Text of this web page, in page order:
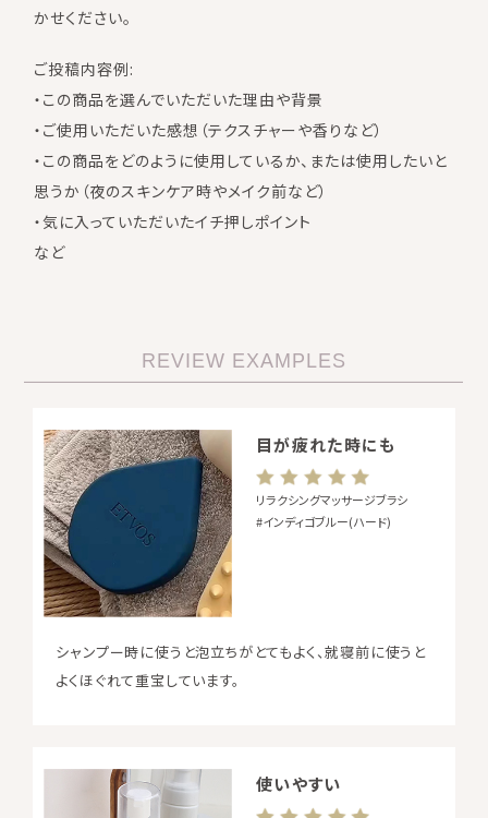
かせください。
ご投稿内容例:
・この商品を選んでいただいた理由や背景
・ご使用いただいた感想（テクスチャーや香りなど）
・この商品をどのように使用しているか、または使用したいと
思うか（夜のスキンケア時やメイク前など）
・気に入っていただいたイチ押しポイント
など
REVIEW EXAMPLES
目が疲れた時にも
リラクシングマッサージブラシ
#インディゴブルー(ハード)
シャンプー時に使うと泡立ちがとてもよく、就寝前に使うと
よくほぐれて重宝しています。
使いやすい